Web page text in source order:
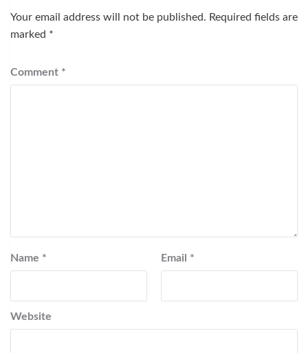
Your email address will not be published. Required fields are
marked *
Comment *
Name * Email *
Website